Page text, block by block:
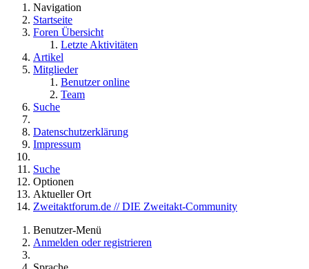
Navigation
Startseite
Foren Übersicht
Letzte Aktivitäten
Artikel
Mitglieder
Benutzer online
Team
Suche
Datenschutzerklärung
Impressum
Suche
Optionen
Aktueller Ort
Zweitaktforum.de // DIE Zweitakt-Community
Benutzer-Menü
Anmelden oder registrieren